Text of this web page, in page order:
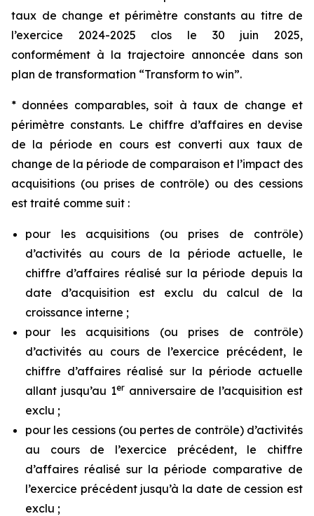
taux de change et périmètre constants au titre de
l’exercice 2024-2025 clos le 30 juin 2025,
conformément à la trajectoire annoncée dans son
plan de transformation “Transform to win”.
* données comparables, soit à taux de change et
périmètre constants. Le chiffre d’affaires en devise
de la période en cours est converti aux taux de
change de la période de comparaison et l’impact des
acquisitions (ou prises de contrôle) ou des cessions
est traité comme suit :
pour les acquisitions (ou prises de contrôle)
d’activités au cours de la période actuelle, le
chiffre d’affaires réalisé sur la période depuis la
date d’acquisition est exclu du calcul de la
croissance interne ;
pour les acquisitions (ou prises de contrôle)
d’activités au cours de l’exercice précédent, le
chiffre d’affaires réalisé sur la période actuelle
allant jusqu’au 1eranniversaire de l’acquisition est
exclu ;
pour les cessions (ou pertes de contrôle) d’activités
au cours de l’exercice précédent, le chiffre
d’affaires réalisé sur la période comparative de
l’exercice précédent jusqu’à la date de cession est
exclu ;